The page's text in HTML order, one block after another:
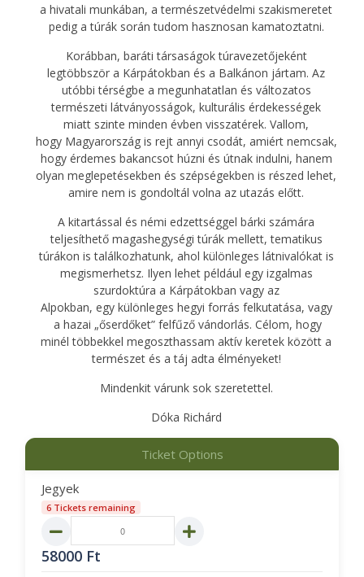
a hivatali munkában, a természetvédelmi szakismeretet
pedig a túrák során tudom hasznosan kamatoztatni.
Korábban, baráti társaságok túravezetőjeként
legtöbbször a Kárpátokban és a Balkánon jártam. Az
utóbbi térségbe a megunhatatlan és változatos
természeti látványosságok, kulturális érdekességek
miatt szinte minden évben visszatérek. Vallom,
hogy Magyarország is rejt annyi csodát, amiért nemcsak,
hogy érdemes bakancsot húzni és útnak indulni, hanem
olyan meglepetésekben és szépségekben is részed lehet,
amire nem is gondoltál volna az utazás előtt.
A kitartással és némi edzettséggel bárki számára
teljesíthető magashegységi túrák mellett, tematikus
túrákon is találkozhatunk, ahol különleges látnivalókat is
megismerhetsz. Ilyen lehet például egy izgalmas
szurdoktúra a Kárpátokban vagy az
Alpokban, egy különleges hegyi forrás felkutatása, vagy
a hazai „őserdőket” felfűző vándorlás. Célom, hogy
minél többekkel megoszthassam aktív keretek között a
természet és a táj adta élményeket!
Mindenkit várunk sok szeretettel.
Dóka Richárd
Ticket Options
Jegyek
6 Tickets remaining
58000 Ft